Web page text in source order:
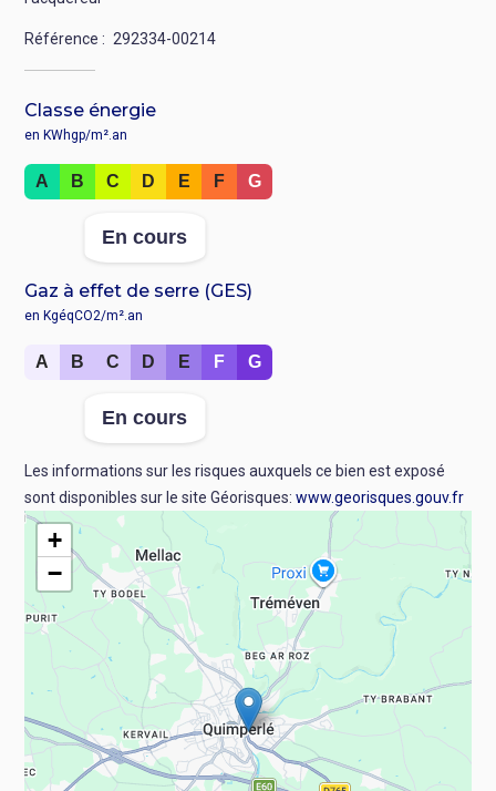
Référence 292334-00214
Classe énergie
en KWhgp/m².an
Rang
:
A B C D E F G
En cours
Gaz à effet de serre (GES)
en KgéqCO2/m².an
Rang
A B C D E F G
En cours
Les informations sur les risques auxquels ce bien est exposé
sont disponibles sur le site Géorisques: www.georisques.gouv.fr
+
−